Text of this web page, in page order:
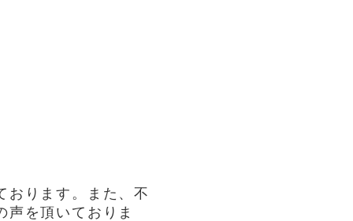
おります。また、不
声を頂いておりま